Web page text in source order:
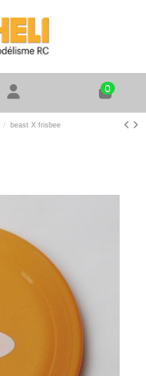
0
beast X frisbee